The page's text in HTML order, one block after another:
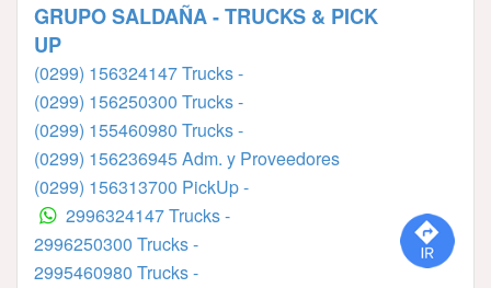
GRUPO SALDAÑA - TRUCKS & PICK
UP
(0299) 156324147 Trucks -
(0299) 156250300 Trucks -
(0299) 155460980 Trucks -
(0299) 156236945 Adm. y Proveedores
(0299) 156313700 PickUp -
2996324147 Trucks -
2996250300 Trucks -
2995460980 Trucks -